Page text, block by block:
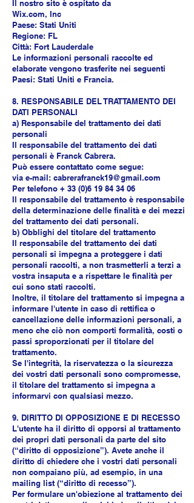
Il nostro sito è ospitato da
Wix.com, Inc
Paese: Stati Uniti
Regione: FL
Città: Fort Lauderdale
Le informazioni personali raccolte ed
elaborate vengono trasferite nei seguenti
Paesi: Stati Uniti e Francia.
8. RESPONSABILE DEL TRATTAMENTO DEI
DATI PERSONALI
a) Responsabile del trattamento dei dati
personali
Il responsabile del trattamento dei dati
personali è Franck Cabrera.
Può essere contattato come segue:
via e-mail: cabrerafranck19@gmail.com
Per telefono + 33 (0)6 19 84 34 06
Il responsabile del trattamento è responsabile
della determinazione delle finalità e dei mezzi
del trattamento dei dati personali.
b) Obblighi del titolare del trattamento
Il responsabile del trattamento dei dati
personali si impegna a proteggere i dati
personali raccolti, a non trasmetterli a terzi a
vostra insaputa e a rispettare le finalità per
cui sono stati raccolti.
Inoltre, il titolare del trattamento si impegna a
informare l'utente in caso di rettifica o
cancellazione delle informazioni personali, a
meno che ciò non comporti formalità, costi o
passi sproporzionati per il titolare del
trattamento.
Se l'integrità, la riservatezza o la sicurezza
dei vostri dati personali sono compromesse,
il titolare del trattamento si impegna a
informarvi con qualsiasi mezzo.
9. DIRITTO DI OPPOSIZIONE E DI RECESSO
L'utente ha il diritto di opporsi al trattamento
dei propri dati personali da parte del sito
(“diritto di opposizione”). Avete anche il
diritto di chiedere che i vostri dati personali
non compaiano più, ad esempio, in una
mailing list (“diritto di recesso”).
Per formulare un'obiezione al trattamento dei